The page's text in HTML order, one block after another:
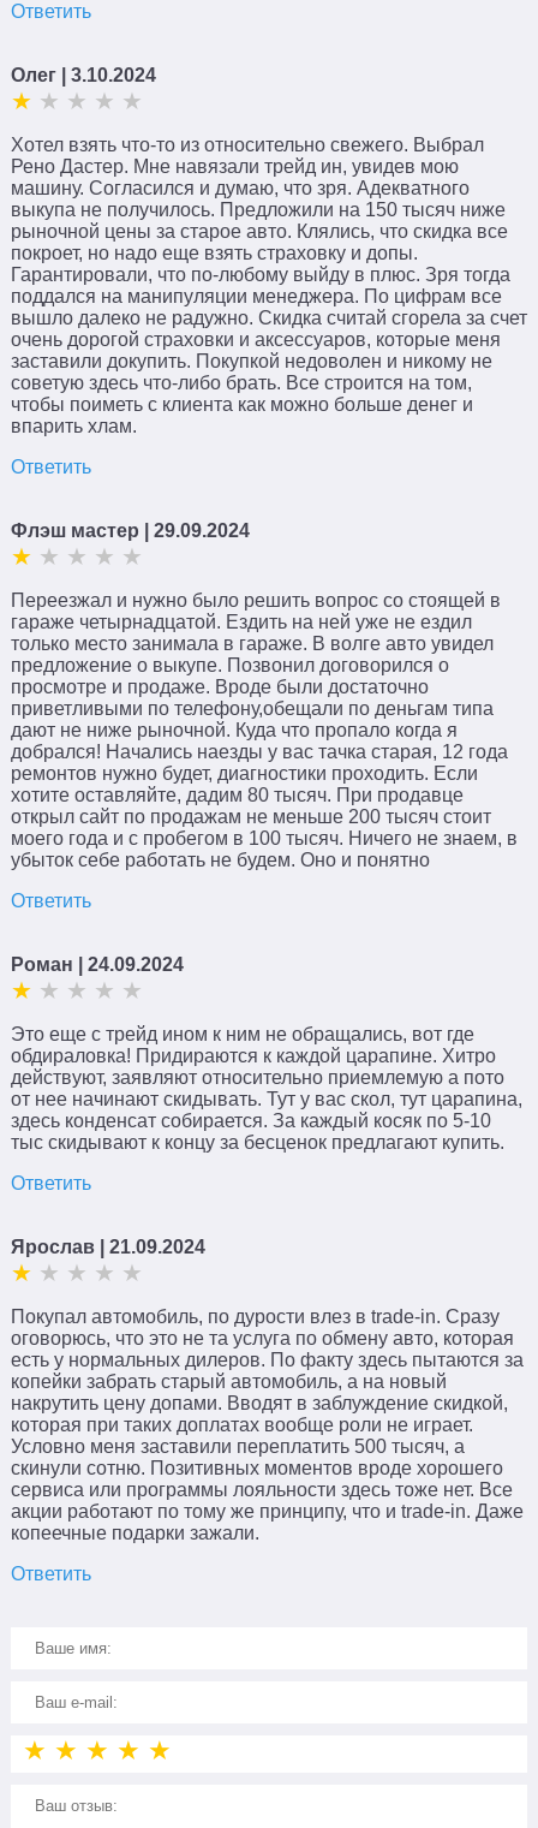
Ответить
Олег | 3.10.2024
Хотел взять что-то из относительно свежего. Выбрал
Рено Дастер. Мне навязали трейд ин, увидев мою
машину. Согласился и думаю, что зря. Адекватного
выкупа не получилось. Предложили на 150 тысяч ниже
рыночной цены за старое авто. Клялись, что скидка все
покроет, но надо еще взять страховку и допы.
Гарантировали, что по-любому выйду в плюс. Зря тогда
поддался на манипуляции менеджера. По цифрам все
вышло далеко не радужно. Скидка считай сгорела за счет
очень дорогой страховки и аксессуаров, которые меня
заставили докупить. Покупкой недоволен и никому не
советую здесь что-либо брать. Все строится на том,
чтобы поиметь с клиента как можно больше денег и
впарить хлам.
Ответить
Флэш мастер | 29.09.2024
Переезжал и нужно было решить вопрос со стоящей в
гараже четырнадцатой. Ездить на ней уже не ездил
только место занимала в гараже. В волге авто увидел
предложение о выкупе. Позвонил договорился о
просмотре и продаже. Вроде были достаточно
приветливыми по телефону,обещали по деньгам типа
дают не ниже рыночной. Куда что пропало когда я
добрался! Начались наезды у вас тачка старая, 12 года
ремонтов нужно будет, диагностики проходить. Если
хотите оставляйте, дадим 80 тысяч. При продавце
открыл сайт по продажам не меньше 200 тысяч стоит
моего года и с пробегом в 100 тысяч. Ничего не знаем, в
убыток себе работать не будем. Оно и понятно
Ответить
Роман | 24.09.2024
Это еще с трейд ином к ним не обращались, вот где
обдираловка! Придираются к каждой царапине. Хитро
действуют, заявляют относительно приемлемую а пото
от нее начинают скидывать. Тут у вас скол, тут царапина,
здесь конденсат собирается. За каждый косяк по 5-10
тыс скидывают к концу за бесценок предлагают купить.
Ответить
Ярослав | 21.09.2024
Покупал автомобиль, по дурости влез в trade-in. Сразу
оговорюсь, что это не та услуга по обмену авто, которая
есть у нормальных дилеров. По факту здесь пытаются за
копейки забрать старый автомобиль, а на новый
накрутить цену допами. Вводят в заблуждение скидкой,
которая при таких доплатах вообще роли не играет.
Условно меня заставили переплатить 500 тысяч, а
скинули сотню. Позитивных моментов вроде хорошего
сервиса или программы лояльности здесь тоже нет. Все
акции работают по тому же принципу, что и trade-in. Даже
копеечные подарки зажали.
Ответить
★ ★ ★ ★ ★